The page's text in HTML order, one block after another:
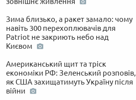
Зима близько, а ракет замало: чому
навіть 300 перехоплювачів для
Patriot не закриють небо над
Києвом
Американський щит та тріск
економіки РФ: Зеленський розповів,
як США захищатимуть Україну після
війни